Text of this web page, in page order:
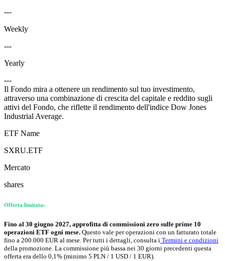
---
Weekly
---
Yearly
---
Il Fondo mira a ottenere un rendimento sul tuo investimento,
attraverso una combinazione di crescita del capitale e reddito sugli
attivi del Fondo, che riflette il rendimento dell'indice Dow Jones
Industrial Average.
ETF Name
SXRU.ETF
Mercato
shares
Offerta limitata:
Fino al 30 giugno 2027, approfitta di commissioni zero sulle prime 10
operazioni ETF ogni mese. Questo vale per operazioni con un fatturato totale
fino a 200.000 EUR al mese. Per tutti i dettagli, consulta i Termini e condizioni
della promozione. La commissione più bassa nei 30 giorni precedenti questa
offerta era dello 0,1% (minimo 5 PLN / 1 USD / 1 EUR).